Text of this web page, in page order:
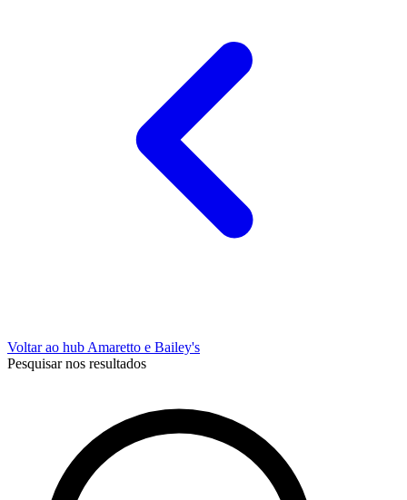
Voltar ao hub Amaretto e Bailey's
Pesquisar nos resultados